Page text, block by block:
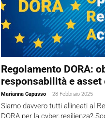
Regolamento DORA:
responsabilità e
Marianna Capasso - 28 Febbraio 2025
Siamo davvero tutti allineati al
DORA per la cyber resilienza?